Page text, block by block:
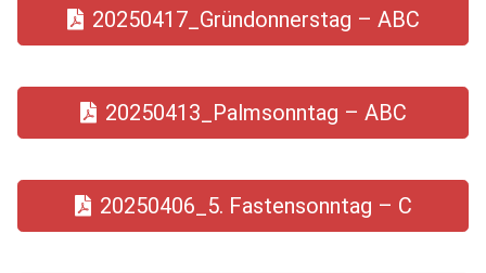
20250417_Gründonnerstag – ABC
20250413_Palmsonntag – ABC
20250406_5. Fastensonntag – C